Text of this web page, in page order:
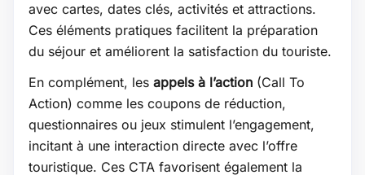
avec cartes, dates clés, activités et attractions.
Ces éléments pratiques facilitent la préparation
du séjour et améliorent la satisfaction du touriste.
En complément, les appels à l’action (Call To
Action) comme les coupons de réduction,
questionnaires ou jeux stimulent l’engagement,
incitant à une interaction directe avec l’offre
touristique. Ces CTA favorisent également la